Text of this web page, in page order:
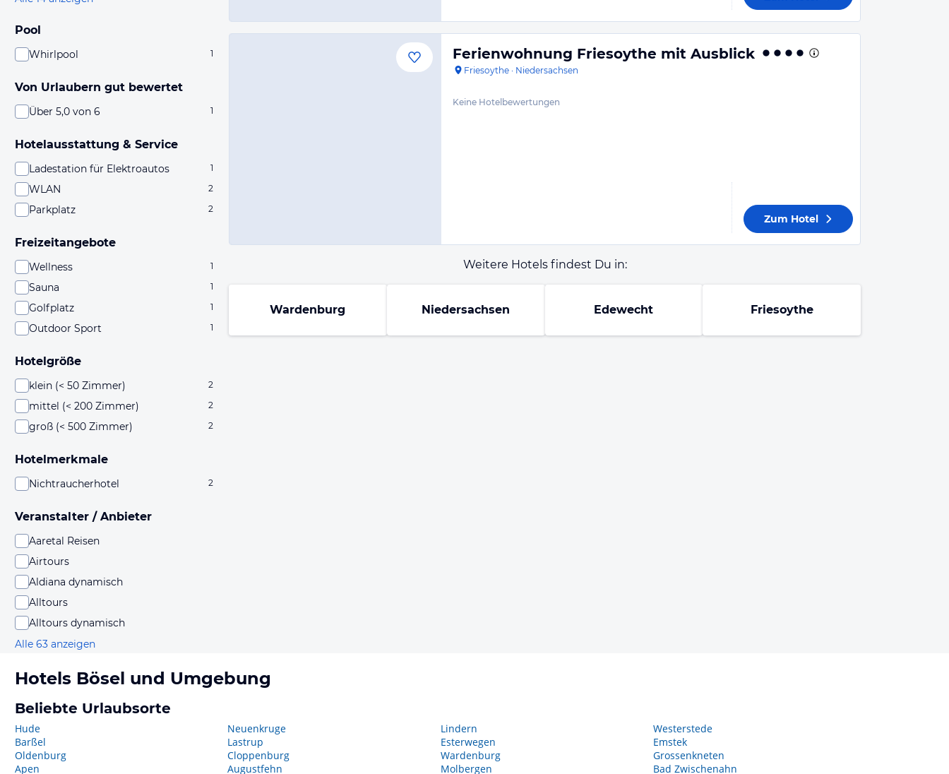
Pool
Whirlpool 1
Von Urlaubern gut bewertet
Über 5,0 von 6 1
Hotelausstattung & Service
Ladestation für Elektroautos 1
WLAN 2
Parkplatz 2
Freizeitangebote
Wellness 1
Sauna 1
Golfplatz 1
Outdoor Sport 1
Hotelgröße
klein (< 50 Zimmer) 2
mittel (< 200 Zimmer) 2
groß (< 500 Zimmer) 2
Hotelmerkmale
Nichtraucherhotel 2
Veranstalter / Anbieter
Aaretal Reisen
Airtours
Aldiana dynamisch
Alltours
Alltours dynamisch
Alle 63 anzeigen
Ferienwohnung Friesoythe mit Ausblick
Friesoythe · Niedersachsen
Keine Hotelbewertungen
Zum Hotel
Weitere Hotels findest Du in:
Wardenburg Niedersachsen Edewecht Friesoythe
Hotels Bösel und Umgebung
Beliebte Urlaubsorte
Hude
Barßel
Oldenburg
Apen
Neuenkruge
Lastrup
Cloppenburg
Augustfehn
Lindern
Esterwegen
Wardenburg
Molbergen
Westerstede
Emstek
Grossenkneten
Bad Zwischenahn